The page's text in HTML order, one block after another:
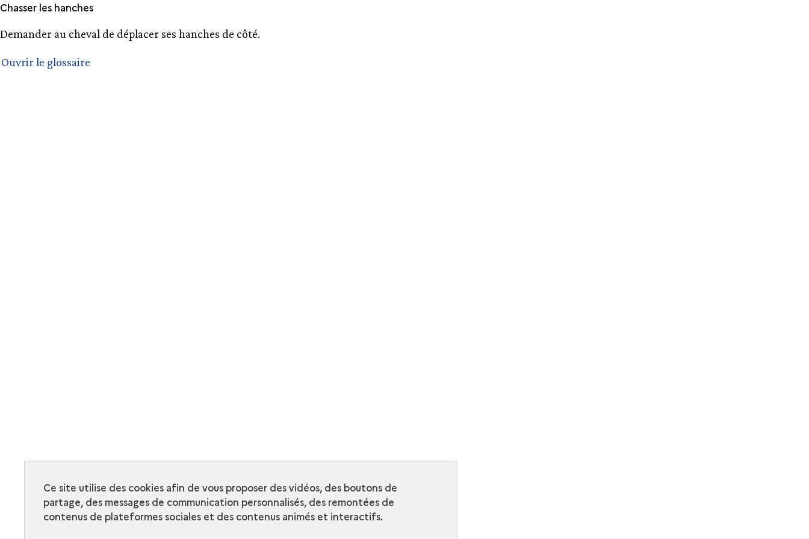
Chasser les hanches
Demander au cheval de déplacer ses hanches de côté.
Ouvrir le glossaire
Ce site utilise des cookies afin de vous proposer des vidéos, des boutons de
partage, des messages de communication personnalisés, des remontées de
contenus de plateformes sociales et des contenus animés et interactifs.